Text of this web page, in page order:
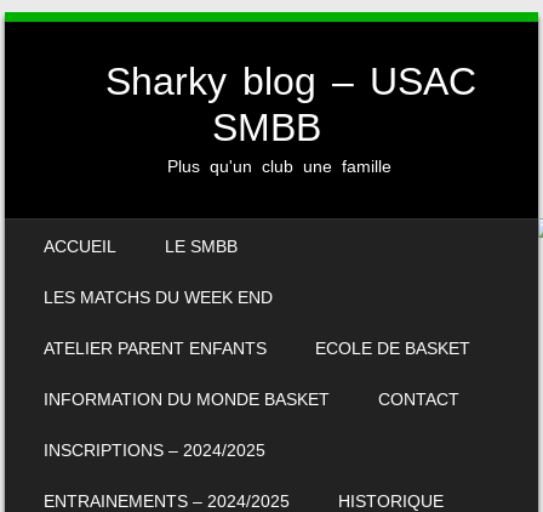
Sharky blog – USAC
SMBB
Plus qu'un club une famille
ACCUEIL LE SMBB
LES MATCHS DU WEEK END
ATELIER PARENT ENFANTS ECOLE DE BASKET
INFORMATION DU MONDE BASKET CONTACT
INSCRIPTIONS – 2024/2025
ENTRAINEMENTS – 2024/2025 HISTORIQUE